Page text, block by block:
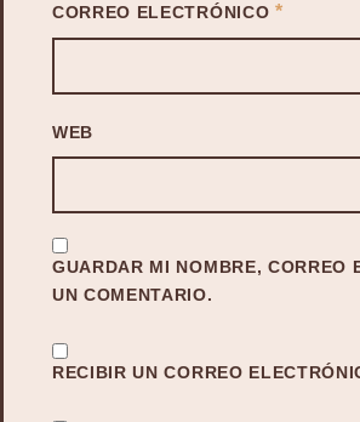
CORREO ELECTRÓNICO *
WEB
GUARDAR MI NOMBRE, CORREO
UN COMENTARIO.
RECIBIR UN CORREO